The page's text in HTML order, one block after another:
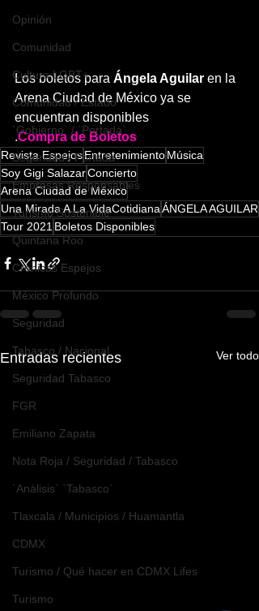
Opinión
Comunidad
Cultura LGBT+
Comunidad / Estado
`Gobierno` / `Portada`
Seguridad / Portada
Empresas Responsables
Turismo Sostenible
Quintana Roo
Crónicas Espejos
México Profundo
Seguridad
Tabasco / Nacional
Seguridad Tabasco
FGR
Emiliano Zapata
Nota Roja / Seguridad / Tabasco
`Análisis` `Tabasco`
Tlaxcala / Municipios / Huamantla
CDMX
Turismo / Qué hacer en CDMX Lifes
Turismo
Los boletos para Ángela Aguilar en la
Arena Ciudad de México ya se
encuentran disponibles
.Compra de Boletos
Revista EspejosEntretenimientoMúsica
Soy Gigi SalazarConcierto
Arena Ciudad de México
Una Mirada A La VidaCotidianaÁNGELA AGUILAR
Tour 2021 Boletos Disponibles
Entradas recientes Ver todo